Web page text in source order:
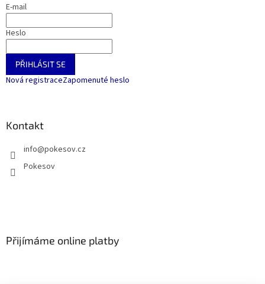
E-mail
Heslo
PŘIHLÁSIT SE
Nová registraceZapomenuté heslo
Kontakt
info@pokesov.cz
Pokesov
Přijímáme online platby